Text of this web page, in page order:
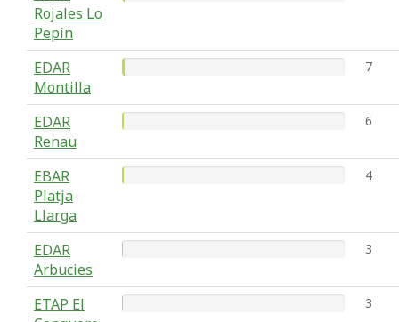
Rojales Lo
Pepín
EDAR
Montilla
7
EDAR
Renau
6
EBAR
Platja
Llarga
4
EDAR
Arbucies
3
ETAP El
3